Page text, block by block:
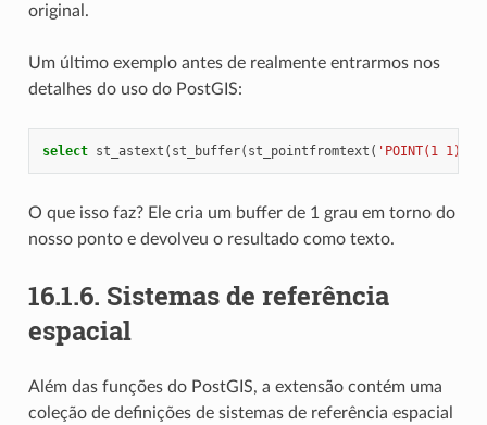
original.
Um último exemplo antes de realmente entrarmos nos
detalhes do uso do PostGIS:
select st_astext ( st_buffer( st_pointfromtext ( 'POINT(1 1)'
O que isso faz? Ele cria um buffer de 1 grau em torno do
nosso ponto e devolveu o resultado como texto.
16.1.6. Sistemas de referência
espacial
Além das funções do PostGIS, a extensão contém uma
coleção de definições de sistemas de referência espacial